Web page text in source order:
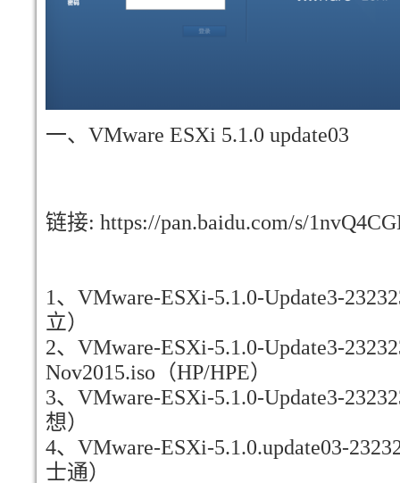
一、VMware ESXi 5.1.0 update03
链接: https://pan.baidu.com/s/
1、VMware-ESXi-5.1.0-Update3-
立）
2、VMware-ESXi-5.1.0-Update3-
Nov2015.iso（HP/HPE）
3、VMware-ESXi-5.1.0-Update3-
想）
4、VMware-ESXi-5.1.0.update03-
士通）